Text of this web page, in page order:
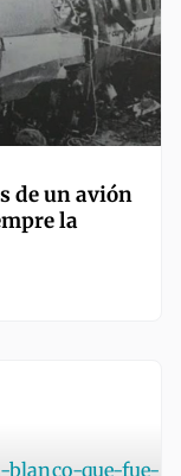
de un avión
la